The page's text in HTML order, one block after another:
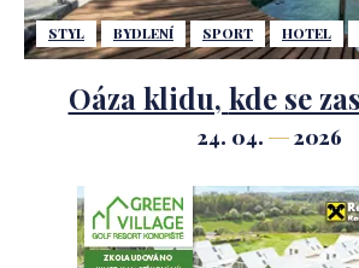
STYL BYDLENÍ SPORT HOTEL
Oáza klidu,
24. 04. 2026